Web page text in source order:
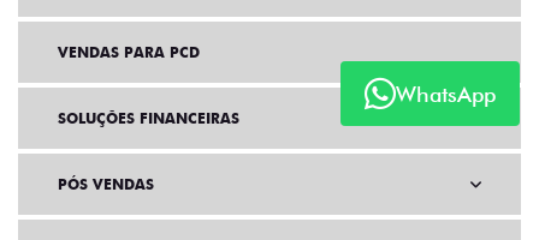
WhatsApp
VENDAS PARA PCD
SOLUÇÕES FINANCEIRAS
PÓS VENDAS